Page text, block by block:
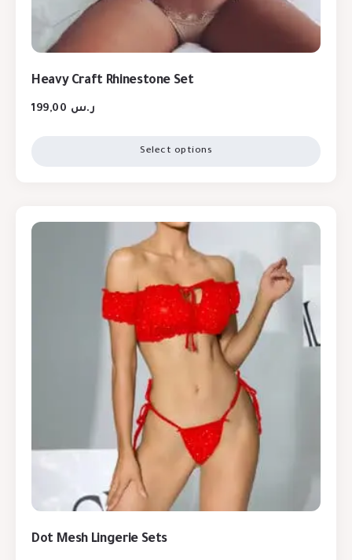
Heavy Craft Rhinestone Set
ر.س
Select options
Dot Mesh Lingerie Sets